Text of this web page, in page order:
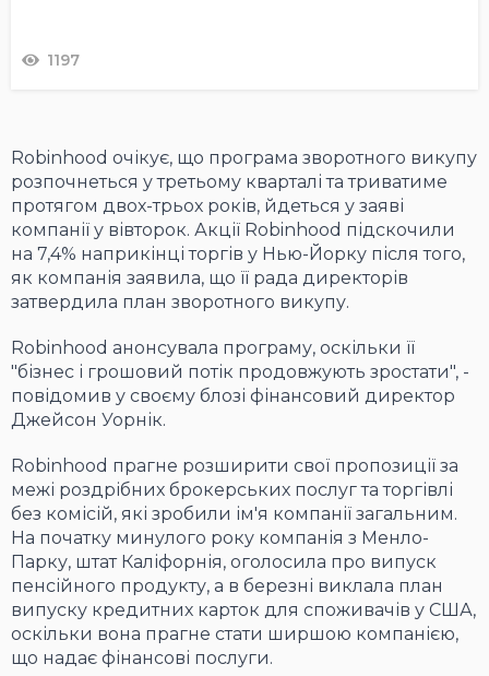
1197
Robinhood очікує, що програма зворотного викупу
розпочнеться у третьому кварталі та триватиме
протягом двох-трьох років, йдеться у заяві
компанії у вівторок. Акції Robinhood підскочили
на 7,4% наприкінці торгів у Нью-Йорку після того,
як компанія заявила, що її рада директорів
затвердила план зворотного викупу.
Robinhood анонсувала програму, оскільки її
"бізнес і грошовий потік продовжують зростати", -
повідомив у своєму блозі фінансовий директор
Джейсон Уорнік.
Robinhood прагне розширити свої пропозиції за
межі роздрібних брокерських послуг та торгівлі
без комісій, які зробили ім'я компанії загальним.
На початку минулого року компанія з Менло-
Парку, штат Каліфорнія, оголосила про випуск
пенсійного продукту, а в березні виклала план
випуску кредитних карток для споживачів у США,
оскільки вона прагне стати ширшою компанією,
що надає фінансові послуги.